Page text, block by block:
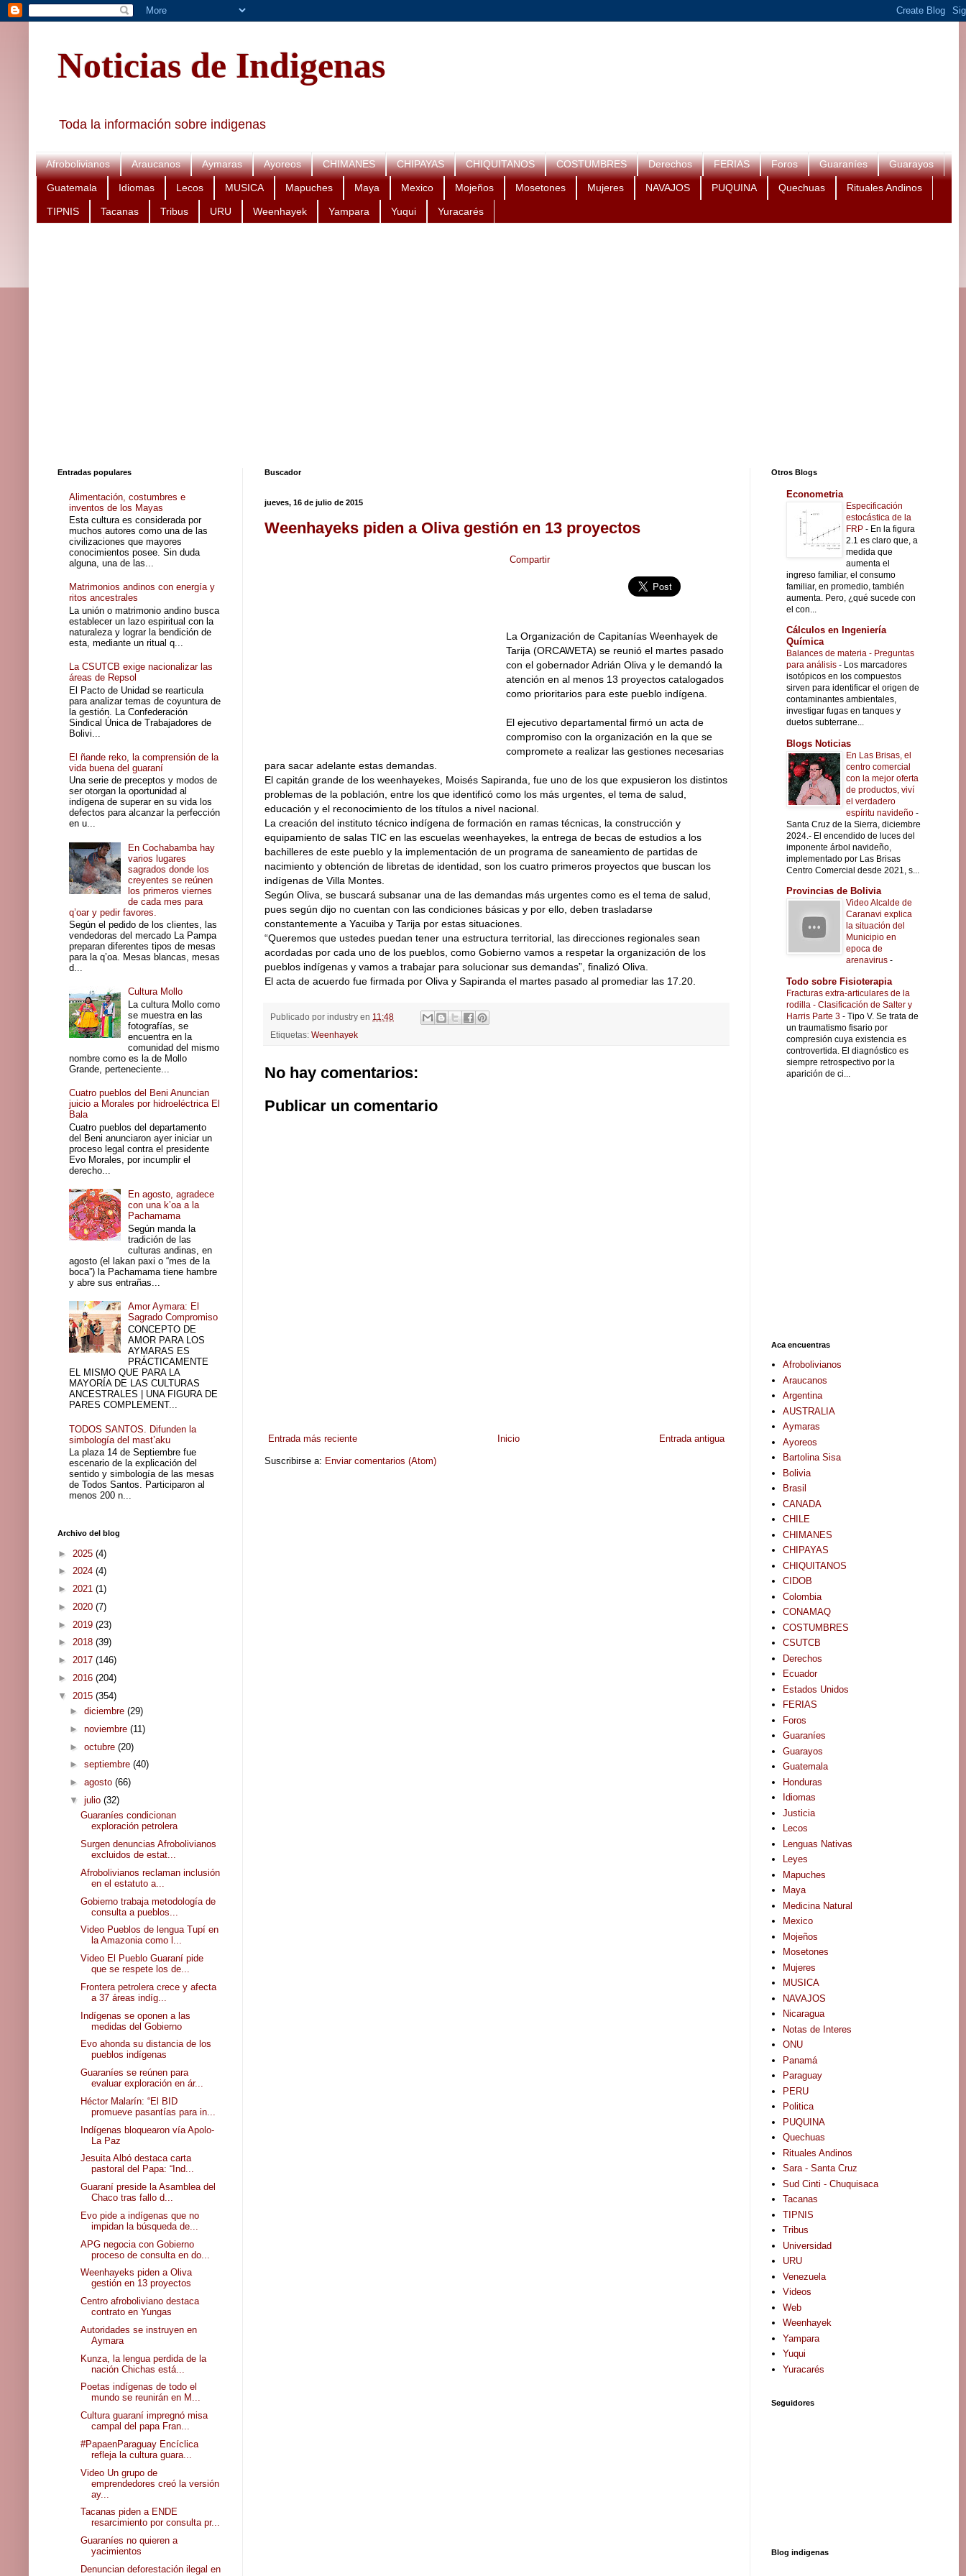
Noticias de Indigenas
Toda la información sobre indigenas
Afrobolivianos Araucanos Aymaras Ayoreos CHIMANES CHIPAYAS CHIQUITANOS COSTUMBRES Derechos FERIAS Foros Guaraníes Guarayos
Guatemala Idiomas Lecos MUSICA Mapuches Maya Mexico Mojeños Mosetones Mujeres NAVAJOS PUQUINA Quechuas Rituales Andinos
TIPNIS Tacanas Tribus URU Weenhayek Yampara Yuqui Yuracarés
Buscador
jueves, 16 de julio de 2015
Weenhayeks piden a Oliva gestión en 13 proyectos
Compartir
La Organización de Capitanías Weenhayek de
Tarija (ORCAWETA) se reunió el martes pasado
con el gobernador Adrián Oliva y le demandó la
atención en al menos 13 proyectos catalogados
como prioritarios para este pueblo indígena.
El ejecutivo departamental firmó un acta de
compromiso con la organización en la que se
compromete a realizar las gestiones necesarias
para sacar adelante estas demandas.
El capitán grande de los weenhayekes, Moisés Sapiranda, fue uno de los que expusieron los distintos
problemas de la población, entre los que identificó como los más urgentes, el tema de salud,
educación y el reconocimiento de los títulos a nivel nacional.
La creación del instituto técnico indígena de formación en ramas técnicas, la construcción y
equipamiento de salas TIC en las escuelas weenhayekes, la entrega de becas de estudios a los
bachilleres de este pueblo y la implementación de un programa de saneamiento de partidas de
nacimiento y obtención de libretas de identidad, son los cuatro primeros proyectos que buscan los
indígenas de Villa Montes.
Según Oliva, se buscará subsanar una de las demandas más urgentes como es el tema de salud,
pues según dijo no cuentan con las condiciones básicas y por ello, deben trasladarse
constantemente a Yacuiba y Tarija por estas situaciones.
“Queremos que ustedes puedan tener una estructura territorial, las direcciones regionales sean
acordadas por cada uno de los pueblos, como Gobierno vamos a respetar la organización de los
pueblos indígenas y vamos a trabajar para solucionar sus demandas”, finalizó Oliva.
El acta de acuerdo fue firmada por Oliva y Sapiranda el martes pasado al promediar las 17.20.
Publicado por industry en 11:48
Etiquetas: Weenhayek
No hay comentarios:
Publicar un comentario
Entrada más reciente Entrada antigua
Inicio
Suscribirse a: Enviar comentarios (Atom)
Entradas populares
Alimentación, costumbres e
inventos de los Mayas
Esta cultura es considerada por
muchos autores como una de las
civilizaciones que mayores
conocimientos posee. Sin duda
alguna, una de las...
Matrimonios andinos con energía y
ritos ancestrales
La unión o matrimonio andino busca
establecer un lazo espiritual con la
naturaleza y lograr la bendición de
esta, mediante un ritual q...
La CSUTCB exige nacionalizar las
áreas de Repsol
El Pacto de Unidad se rearticula
para analizar temas de coyuntura de
la gestión. La Confederación
Sindical Única de Trabajadores de
Bolivi...
El ñande reko, la comprensión de la
vida buena del guaraní
Una serie de preceptos y modos de
ser otorgan la oportunidad al
indígena de superar en su vida los
defectos para alcanzar la perfección
en u...
En Cochabamba hay
varios lugares
sagrados donde los
creyentes se reúnen
los primeros viernes
de cada mes para
q’oar y pedir favores.
Según el pedido de los clientes, las
vendedoras del mercado La Pampa
preparan diferentes tipos de mesas
para la q’oa. Mesas blancas, mesas
d...
Cultura Mollo
La cultura Mollo como
se muestra en las
fotografías, se
encuentra en la
comunidad del mismo
nombre como es la de Mollo
Grande, perteneciente...
Cuatro pueblos del Beni Anuncian
juicio a Morales por hidroeléctrica El
Bala
Cuatro pueblos del departamento
del Beni anunciaron ayer iniciar un
proceso legal contra el presidente
Evo Morales, por incumplir el
derecho...
En agosto, agradece
con una k’oa a la
Pachamama
Según manda la
tradición de las
culturas andinas, en
agosto (el lakan paxi o “mes de la
boca”) la Pachamama tiene hambre
y abre sus entrañas...
Amor Aymara: El
Sagrado Compromiso
CONCEPTO DE
AMOR PARA LOS
AYMARAS ES
PRÁCTICAMENTE
EL MISMO QUE PARA LA
MAYORÍA DE LAS CULTURAS
ANCESTRALES | UNA FIGURA DE
PARES COMPLEMENT...
TODOS SANTOS. Difunden la
simbología del mast’aku
La plaza 14 de Septiembre fue
escenario de la explicación del
sentido y simbología de las mesas
de Todos Santos. Participaron al
menos 200 n...
Archivo del blog
► 2025 (4)
► 2024 (4)
► 2021 (1)
► 2020 (7)
► 2019 (23)
► 2018 (39)
► 2017 (146)
► 2016 (204)
▼ 2015 (354)
► diciembre (29)
► noviembre (11)
► octubre (20)
► septiembre (40)
► agosto (66)
▼ julio (32)
Guaraníes condicionan
exploración petrolera
Surgen denuncias Afrobolivianos
excluidos de estat...
Afrobolivianos reclaman inclusión
en el estatuto a...
Gobierno trabaja metodología de
consulta a pueblos...
Video Pueblos de lengua Tupí en
la Amazonia como l...
Video El Pueblo Guaraní pide
que se respete los de...
Frontera petrolera crece y afecta
a 37 áreas indíg...
Indígenas se oponen a las
medidas del Gobierno
Evo ahonda su distancia de los
pueblos indígenas
Guaraníes se reúnen para
evaluar exploración en ár...
Héctor Malarín: “El BID
promueve pasantías para in...
Indígenas bloquearon vía Apolo-
La Paz
Jesuita Albó destaca carta
pastoral del Papa: “Ind...
Guaraní preside la Asamblea del
Chaco tras fallo d...
Evo pide a indígenas que no
impidan la búsqueda de...
APG negocia con Gobierno
proceso de consulta en do...
Weenhayeks piden a Oliva
gestión en 13 proyectos
Centro afroboliviano destaca
contrato en Yungas
Autoridades se instruyen en
Aymara
Kunza, la lengua perdida de la
nación Chichas está...
Poetas indígenas de todo el
mundo se reunirán en M...
Cultura guaraní impregnó misa
campal del papa Fran...
#PapaenParaguay Encíclica
refleja la cultura guara...
Video Un grupo de
emprendedores creó la versión
ay...
Tacanas piden a ENDE
resarcimiento por consulta pr...
Guaraníes no quieren a
yacimientos
Denuncian deforestación ilegal en
Otros Blogs
Econometria
Especificación
estocástica de la
FRP - En la figura
2.1 es claro que, a
medida que
aumenta el
ingreso familiar, el consumo
familiar, en promedio, también
aumenta. Pero, ¿qué sucede con
el con...
Cálculos en Ingeniería
Química
Balances de materia - Preguntas
para análisis - Los marcadores
isotópicos en los compuestos
sirven para identificar el origen de
contaminantes ambientales,
investigar fugas en tanques y
duetos subterrane...
Blogs Noticias
En Las Brisas, el
centro comercial
con la mejor oferta
de productos, viví
el verdadero
espíritu navideño -
Santa Cruz de la Sierra, diciembre
2024.- El encendido de luces del
imponente árbol navideño,
implementado por Las Brisas
Centro Comercial desde 2021, s...
Provincias de Bolivia
Video Alcalde de
Caranavi explica
la situación del
Municipio en
epoca de
arenavirus -
Todo sobre Fisioterapia
Fracturas extra-articulares de la
rodilla - Clasificación de Salter y
Harris Parte 3 - Tipo V. Se trata de
un traumatismo fisario por
compresión cuya existencia es
controvertida. El diagnóstico es
siempre retrospectivo por la
aparición de ci...
Aca encuentras
Afrobolivianos
Araucanos
Argentina
AUSTRALIA
Aymaras
Ayoreos
Bartolina Sisa
Bolivia
Brasil
CANADA
CHILE
CHIMANES
CHIPAYAS
CHIQUITANOS
CIDOB
Colombia
CONAMAQ
COSTUMBRES
CSUTCB
Derechos
Ecuador
Estados Unidos
FERIAS
Foros
Guaraníes
Guarayos
Guatemala
Honduras
Idiomas
Justicia
Lecos
Lenguas Nativas
Leyes
Mapuches
Maya
Medicina Natural
Mexico
Mojeños
Mosetones
Mujeres
MUSICA
NAVAJOS
Nicaragua
Notas de Interes
ONU
Panamá
Paraguay
PERU
Politica
PUQUINA
Quechuas
Rituales Andinos
Sara - Santa Cruz
Sud Cinti - Chuquisaca
Tacanas
TIPNIS
Tribus
Universidad
URU
Venezuela
Videos
Web
Weenhayek
Yampara
Yuqui
Yuracarés
Seguidores
Blog indigenas